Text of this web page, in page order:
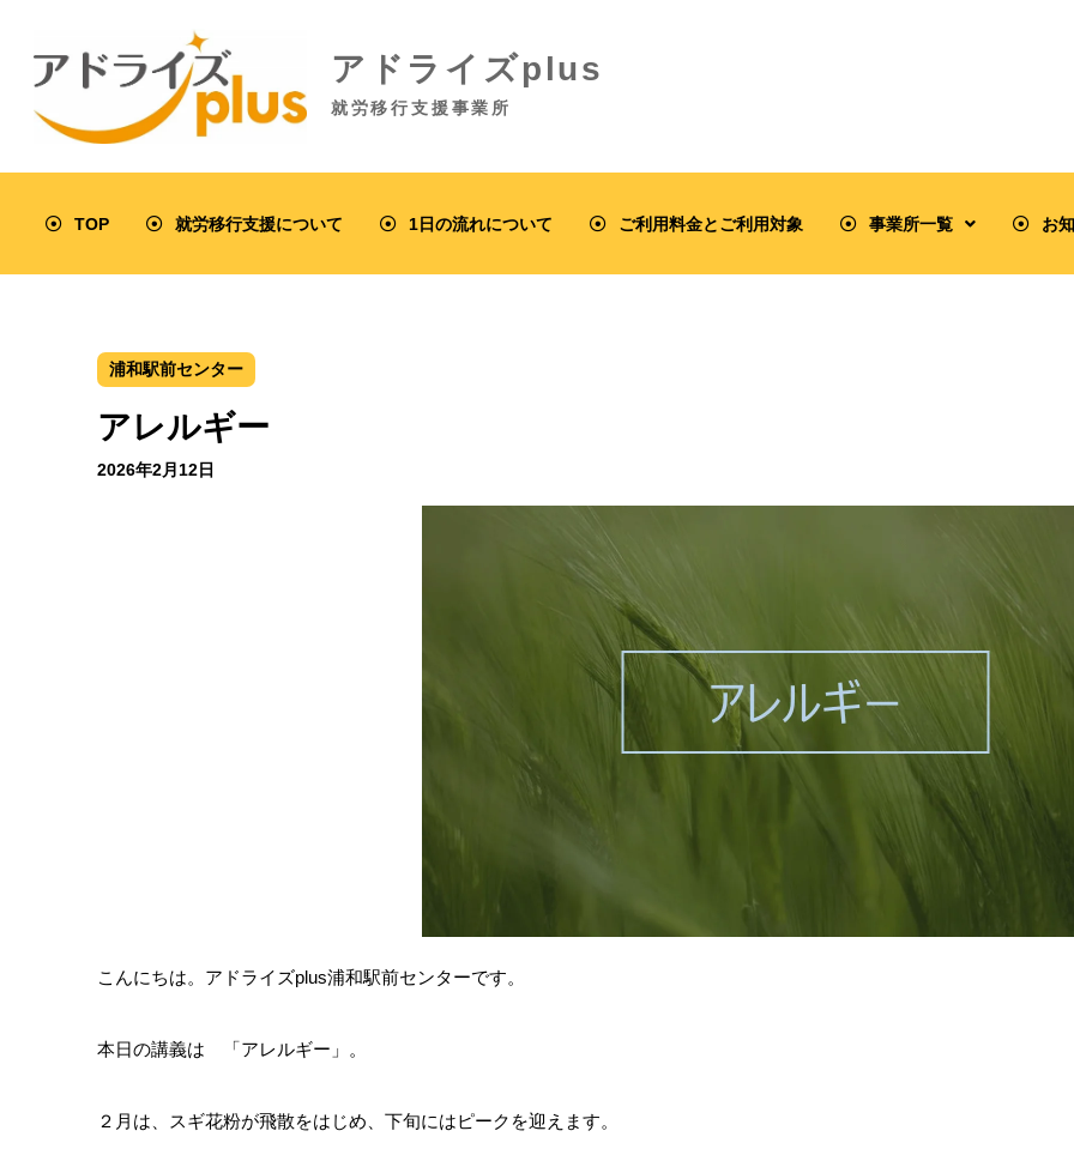
アドライズplus
就労移行支援事業所
TOP 就労移行支援について 1日の流れについて ご利用料金とご利用対象 事業所一覧 お
浦和駅前センター
アレルギー
2026年2月12日
こんにちは。アドライズplus浦和駅前センターです。
本日の講義は 「アレルギー」。
２月は、スギ花粉が飛散をはじめ、下旬にはピークを迎えます。